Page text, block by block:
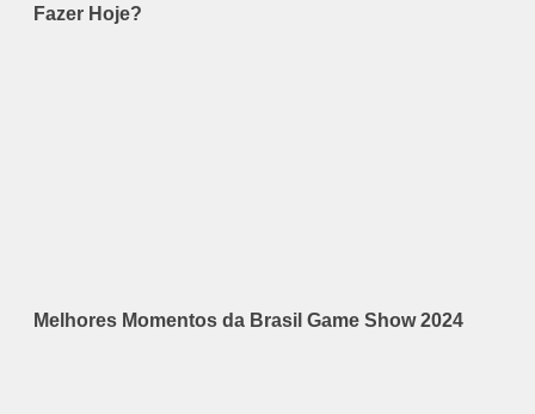
Fazer Hoje?
Melhores Momentos da Brasil Game Show 2024